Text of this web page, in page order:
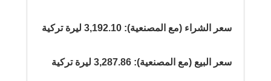
سعر الشراء (مع المصنعية): 3,192.10 ليرة تركية
سعر البيع (مع المصنعية): 3,287.86 ليرة تركية